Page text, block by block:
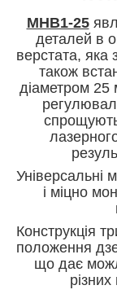
MHB1-25
деталей в
верстата, яка
також
діаметром 25
Універсальні
і міцно
Конструкція
положення
що дає